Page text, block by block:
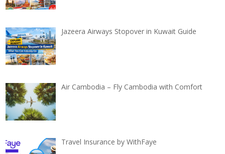
Jazeera Airways Stopover in Kuwait Guide
Air Cambodia – Fly Cambodia with Comfort
Travel Insurance by WithFaye